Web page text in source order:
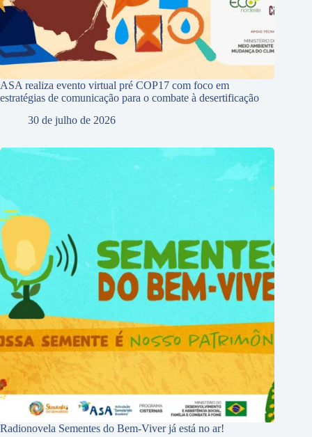
ASA realiza evento virtual pré COP17 com foco em
estratégias de comunicação para o combate à desertificação
30 de julho de 2026
Radionovela Sementes do Bem-Viver já está no ar!